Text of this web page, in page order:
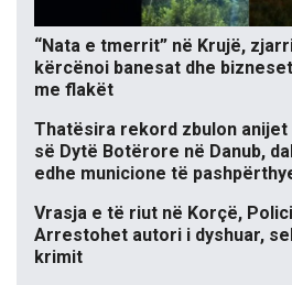
“Nata e tmerrit” në Krujë,
kërcënoi banesat dhe
me flakët
Thatësira rekord zbulon
së Dytë Botërore në Danub,
edhe municione të
Vrasja e të riut në Korçë,
Arrestohet autori i dyshuar,
krimit